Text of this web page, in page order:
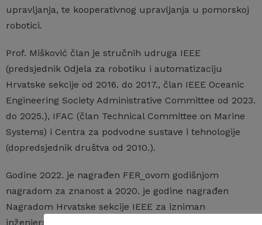
upravljanja, te kooperativnog upravljanja u pomorskoj
robotici.
Prof. Mišković član je stručnih udruga IEEE
(predsjednik Odjela za robotiku i automatizaciju
Hrvatske sekcije od 2016. do 2017., član IEEE Oceanic
Engineering Society Administrative Committee od 2023.
do 2025.), IFAC (član Technical Committee on Marine
Systems) i Centra za podvodne sustave i tehnologije
(dopredsjednik društva od 2010.).
Godine 2022. je nagrađen FER_ovom godišnjom
nagradom za znanost a 2020. je godine nagrađen
Nagradom Hrvatske sekcije IEEE za izniman
inženjerski doprinos (IEEE Croatia Section Outstanding